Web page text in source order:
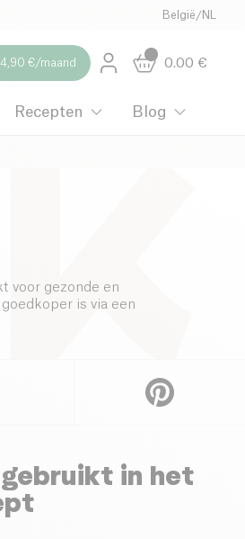
België /NL
4,90 €/maand 0.00 €
Recepten Blog
voor gezonde en
is via een
in het